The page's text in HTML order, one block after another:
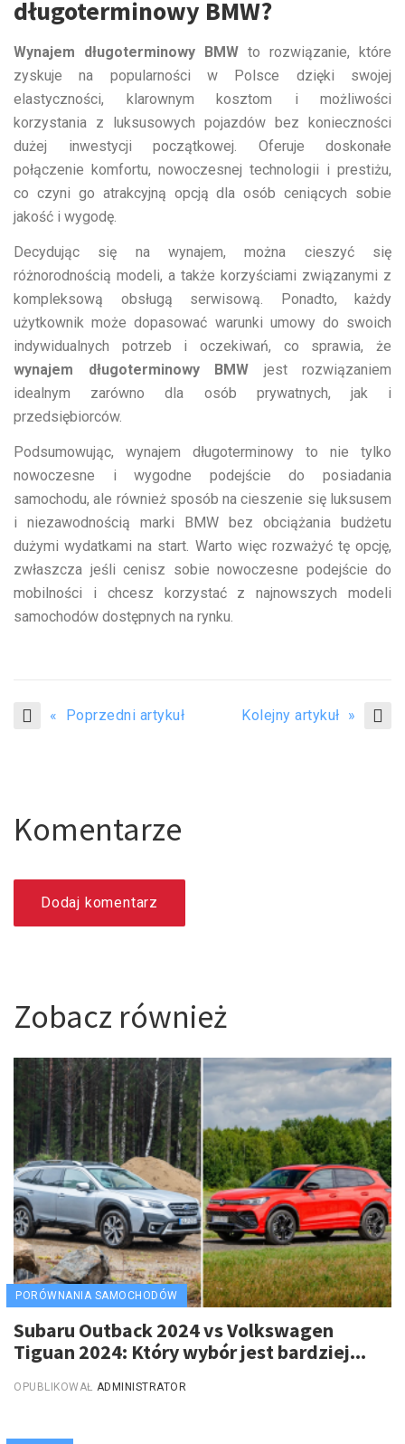
długoterminowy BMW?
Wynajem długoterminowy BMW to rozwiązanie, które
zyskuje na popularności w Polsce dzięki swojej
elastyczności, klarownym kosztom i możliwości
korzystania z luksusowych pojazdów bez konieczności
dużej inwestycji początkowej. Oferuje doskonałe
połączenie komfortu, nowoczesnej technologii i prestiżu,
co czyni go atrakcyjną opcją dla osób ceniących sobie
jakość i wygodę.
Decydując się na wynajem, można cieszyć się
różnorodnością modeli, a także korzyściami związanymi z
kompleksową obsługą serwisową. Ponadto, każdy
użytkownik może dopasować warunki umowy do swoich
indywidualnych potrzeb i oczekiwań, co sprawia, że
wynajem długoterminowy BMW jest rozwiązaniem
idealnym zarówno dla osób prywatnych, jak i
przedsiębiorców.
Podsumowując, wynajem długoterminowy to nie tylko
nowoczesne i wygodne podejście do posiadania
samochodu, ale również sposób na cieszenie się luksusem
i niezawodnością marki BMW bez obciążania budżetu
dużymi wydatkami na start. Warto więc rozważyć tę opcję,
zwłaszcza jeśli cenisz sobie nowoczesne podejście do
mobilności i chcesz korzystać z najnowszych modeli
samochodów dostępnych na rynku.
« Poprzedni artykuł Kolejny artykuł »
Komentarze
Dodaj komentarz
Zobacz również
PORÓWNANIA SAMOCHODÓW
Subaru Outback 2024 vs Volkswagen
Tiguan 2024: Który wybór jest bardziej...
OPUBLIKOWAŁ ADMINISTRATOR